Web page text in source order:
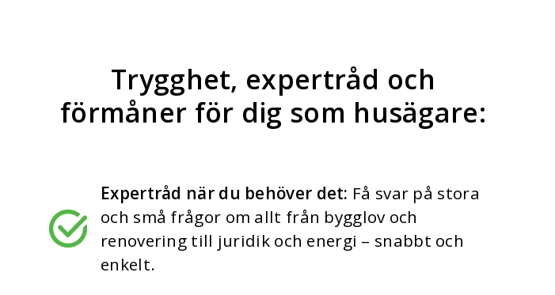
Trygghet, expertråd och
förmåner för dig som husägare:
Expertråd när du behöver det: Få svar på stora
och små frågor om allt från bygglov och
renovering till juridik och energi – snabbt och
enkelt.